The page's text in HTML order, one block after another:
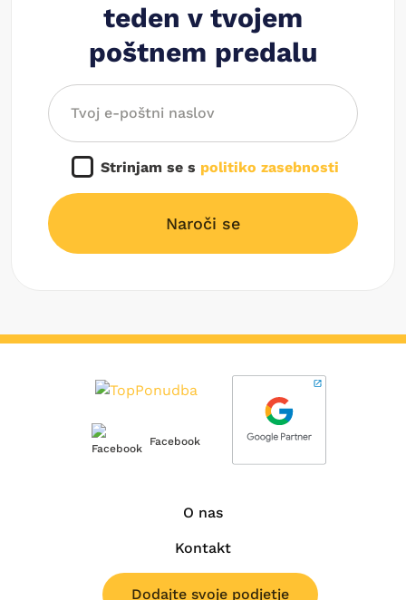
teden v tvojem
poštnem predalu
Strinjam se s politiko zasebnosti
Naroči se
Facebook
O nas
Kontakt
Dodajte svoje podjetje